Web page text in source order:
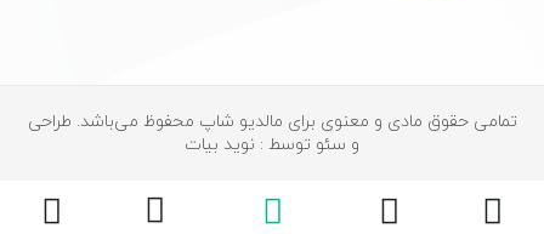
تمامی حقوق مادی و معنوی برای مالدیو شاپ محفوظ می‌باشد. طراحی
و سئو توسط : نوید بیات